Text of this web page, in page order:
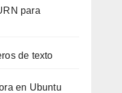
para
de texto
en Ubuntu